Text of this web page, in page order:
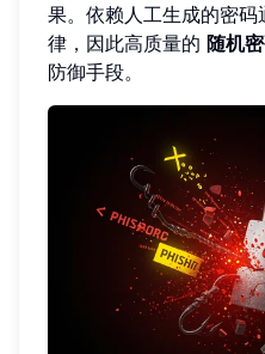
果。依赖人工生成的密
律，因此高质量的 随机
防御手段。